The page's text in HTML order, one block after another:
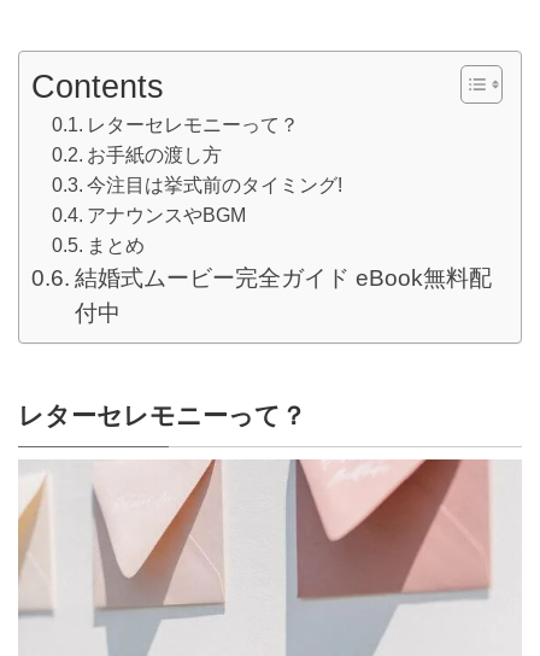
Contents
レターセレモニーって？
お手紙の渡し方
今注目は挙式前のタイミング!
アナウンスやBGM
まとめ
結婚式ムービー完全ガイド eBook無料配
付中
レターセレモニーって？